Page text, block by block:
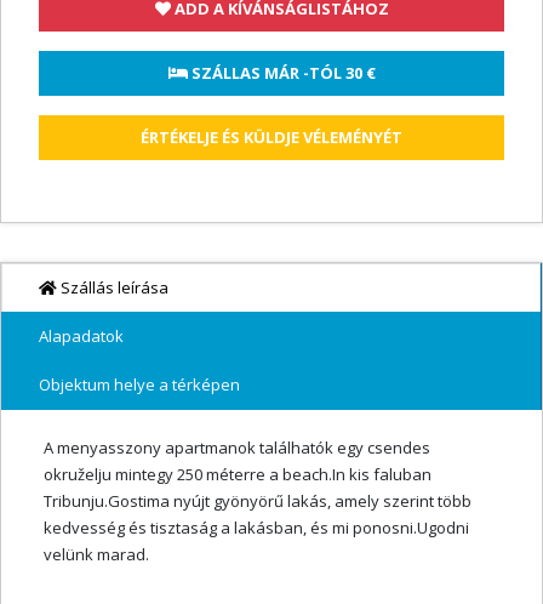
ADD A KÍVÁNSÁGLISTÁHOZ
SZÁLLAS MÁR -TÓL 30 €
ÉRTÉKELJE ÉS KÜLDJE VÉLEMÉNYÉT
Szállás leírása
Alapadatok
Objektum helye a térképen
A menyasszony apartmanok találhatók egy csendes
okruželju mintegy 250 méterre a beach.In kis faluban
Tribunju.Gostima nyújt gyönyörű lakás, amely szerint több
kedvesség és tisztaság a lakásban, és mi ponosni.Ugodni
velünk marad.